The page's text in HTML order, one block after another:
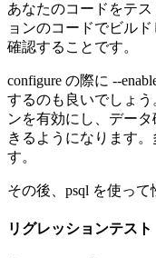
あなたのコードをテ
ョンのコードでビル
確認することです。
configure の際に --
するのも良いでしょ
ンを有効にし、デー
きるようになります
す。
その後、psql を使って
リグレッションテスト